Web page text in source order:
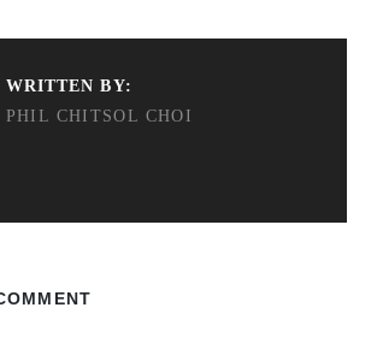
WRITTEN BY:
PHIL CHITSOL CHOI